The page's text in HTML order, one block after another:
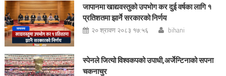
जापानमा खाद्यवस्तुको उपभोग कर दुई वर्षका लागि १
प्रतिशतमा झार्ने सरकारको निर्णय
२० श्रावण २०८३ १७:५६ bihani
स्पेनले जित्यो विश्वकपको उपाधी,अर्जेन्टिनाको सपना
चकनाचुर